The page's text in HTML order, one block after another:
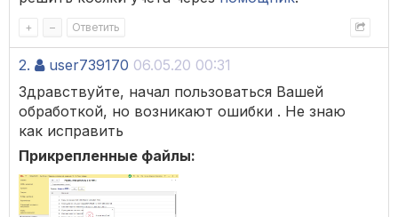
+ – Ответить
2. user739170 06.05.20 00:31
Здравствуйте, начал пользоваться Вашей
обработкой, но возникают ошибки . Не знаю
как исправить
Прикрепленные файлы: